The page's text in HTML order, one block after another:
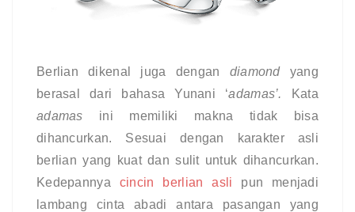
Berlian dikenal juga dengan diamond yang
berasal dari bahasa Yunani ‘adamas’.
adamas ini memiliki makna tidak bisa
dihancurkan. Sesuai dengan karakter asli
berlian yang kuat dan sulit untuk dihancurkan.
Kedepannya cincin berlian asli pun menjadi
lambang cinta abadi antara pasangan yang